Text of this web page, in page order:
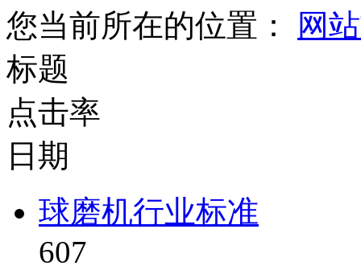
您当前所在的位置：
网
标题
点击率
日期
球磨机行业标准
607